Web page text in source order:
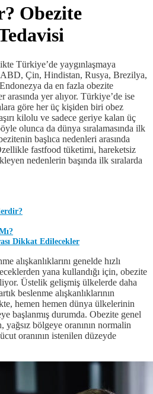
Obezite
Türkiye’de yaygınlaşmaya
ABD, Çin, Hindistan, Rusya, Brezilya,
da en fazla obezite
arasında yer alıyor. Türkiye’de ise
göre her üç kişiden biri obez
kilolu ve sadece geriye kalan üç
olunca da dünya sıralamasında ilk
başlıca nedenleri arasında
fastfood tüketimi, hareketsiz
nedenlerin başında ilk sıralarda
Dikkat Edilecekler
alışkanlıklarını genelde hızlı
yana kullandığı için, obezite
Üstelik gelişmiş ülkelerde daha
beslenme alışkanlıklarının
hemen hemen dünya ülkelerinin
başlanmış durumda. Obezite genel
yağsız bölgeye oranının normalin
oranının istenilen düzeyde